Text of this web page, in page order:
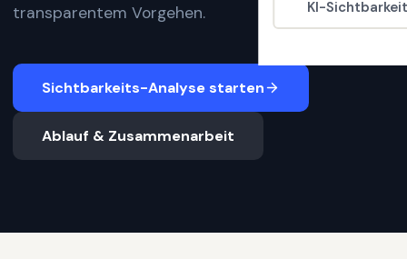
KI-
transparentem Vorgehen.
Sichtbarkeits-Analyse starten
Ablauf & Zusammenarbeit